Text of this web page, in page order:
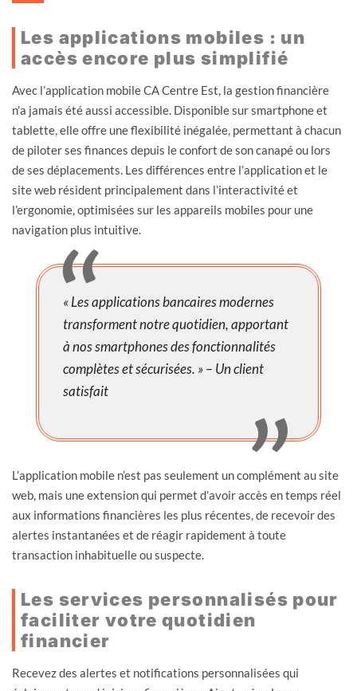
Les applications mobiles : un
accès encore plus simplifié
Avec l’application mobile CA Centre Est, la gestion financière
n’a jamais été aussi accessible. Disponible sur smartphone et
tablette, elle offre une flexibilité inégalée, permettant à chacun
de piloter ses finances depuis le confort de son canapé ou lors
de ses déplacements. Les différences entre l’application et le
site web résident principalement dans l’interactivité et
l’ergonomie, optimisées sur les appareils mobiles pour une
navigation plus intuitive.
« Les applications bancaires modernes
transforment notre quotidien, apportant
à nos smartphones des fonctionnalités
complètes et sécurisées. » – Un client
satisfait
L’application mobile n’est pas seulement un complément au site
web, mais une extension qui permet d’avoir accès en temps réel
aux informations financières les plus récentes, de recevoir des
alertes instantanées et de réagir rapidement à toute
transaction inhabituelle ou suspecte.
Les services personnalisés pour
faciliter votre quotidien
financier
Recevez des alertes et notifications personnalisées qui